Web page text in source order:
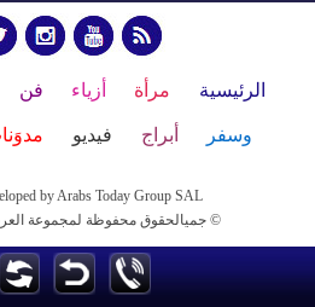
الرئيسية مرأة أزياء فن
وسفر أبراج فيديو
by Arabs Today Group SAL
جميالحقوق محفوظة لمجموعة العرب اليوم الاعلامية 2025 ©